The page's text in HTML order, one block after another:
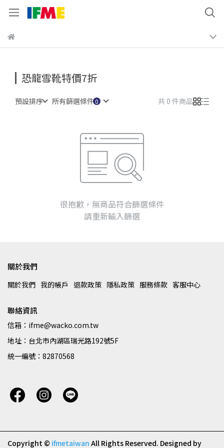
恐龍雪靴特價7折
預設排序 所有篩選條件 共 0 件商品
很抱歉，無商品符合篩選條件
請重新輸入篩選
關於我們
關於我們 我的帳戶 退款政策 隱私政策 服務條款 客服中心
聯絡資訊
信箱：ifme@wacko.com.tw
地址：台北市內湖區瑞光路192號5F
統一編號：82870568
Copyright © ifmetaiwan All Rights Reserved. Designed by